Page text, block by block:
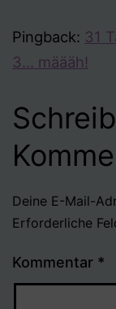
Pingback: 31
3… määäh!
Deine E-Mail-
Erforderliche
Kommentar *